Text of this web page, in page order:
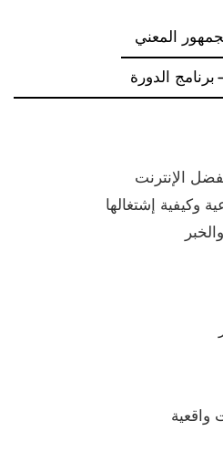
المعني
برنامج الدورة
الإنترنت
وكيفية إشتغالها
واقعية